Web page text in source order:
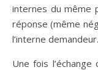
internes du même
réponse (même
l’interne demandeur.
Une fois